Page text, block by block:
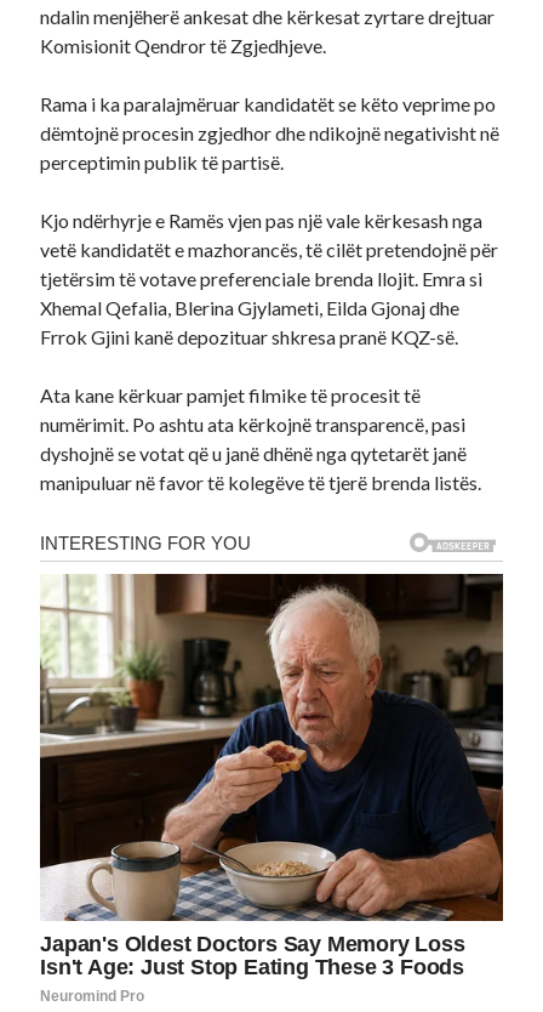
ndalin menjëherë ankesat dhe kërkesat zyrtare drejtuar
Komisionit Qendror të Zgjedhjeve.
Rama i ka paralajmëruar kandidatët se këto veprime po
dëmtojnë procesin zgjedhor dhe ndikojnë negativisht në
perceptimin publik të partisë.
Kjo ndërhyrje e Ramës vjen pas një vale kërkesash nga
vetë kandidatët e mazhorancës, të cilët pretendojnë për
tjetërsim të votave preferenciale brenda llojit. Emra si
Xhemal Qefalia, Blerina Gjylameti, Eilda Gjonaj dhe
Frrok Gjini kanë depozituar shkresa pranë KQZ-së.
Ata kane kërkuar pamjet filmike të procesit të
numërimit. Po ashtu ata kërkojnë transparencë, pasi
dyshojnë se votat që u janë dhënë nga qytetarët janë
manipuluar në favor të kolegëve të tjerë brenda listës.